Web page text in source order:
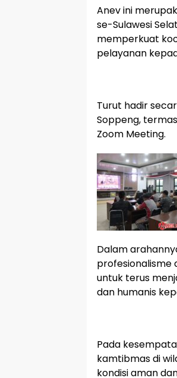
Anev ini
se-Sulawesi
memperkuat
pelayanan
Turut hadir
Soppeng,
Zoom Meeting.
Dalam
profesionalisme
untuk terus
dan humanis
Pada
kamtibmas di
kondisi aman